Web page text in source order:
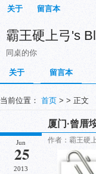
关于 留言本
霸王硬上弓's
同桌的你
关于 留言本
当前位置： 首页 > > 正文
厦门·曾厝
Jun
25
2013
作者：霸王